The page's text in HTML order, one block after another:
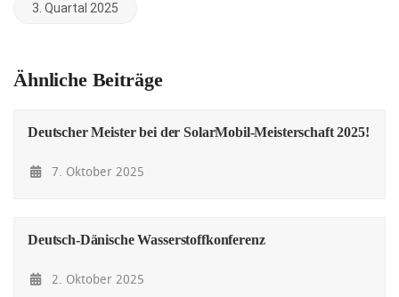
3. Quartal 2025
Ähnliche Beiträge
Deutscher Meister bei der SolarMobil-Meisterschaft 2025!
7. Oktober 2025
Deutsch-Dänische Wasserstoffkonferenz
2. Oktober 2025